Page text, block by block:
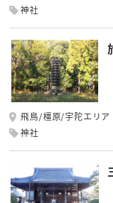
神社
飛鳥/橿原/宇陀エリア
神社